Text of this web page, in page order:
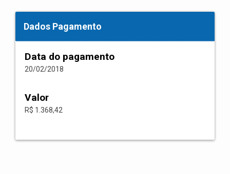
Dados Pagamento
Data do pagamento
20/02/2018
Valor
R$ 1.368,42